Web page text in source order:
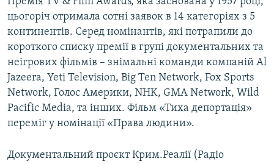
цьогоріч отримала сотні заявок в 14 категоріях з 5
континентів. Серед номінантів, які потрапили до
короткого списку премії в групі документальних та
неігрових фільмів – знімальні команди компаній Al
Jazeera, Yeti Television, Big Ten Network, Fox Sports
Network, Голос Америки, NHK, GMA Network, Wild
Pacific Media, та інших. Фільм «Тиха депортація»
переміг у номінації «Права людини».
Документальний проєкт Крим.Реалії (Радіо